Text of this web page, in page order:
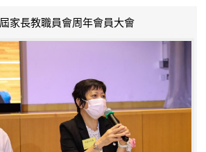
家長教職員會周年會員大會